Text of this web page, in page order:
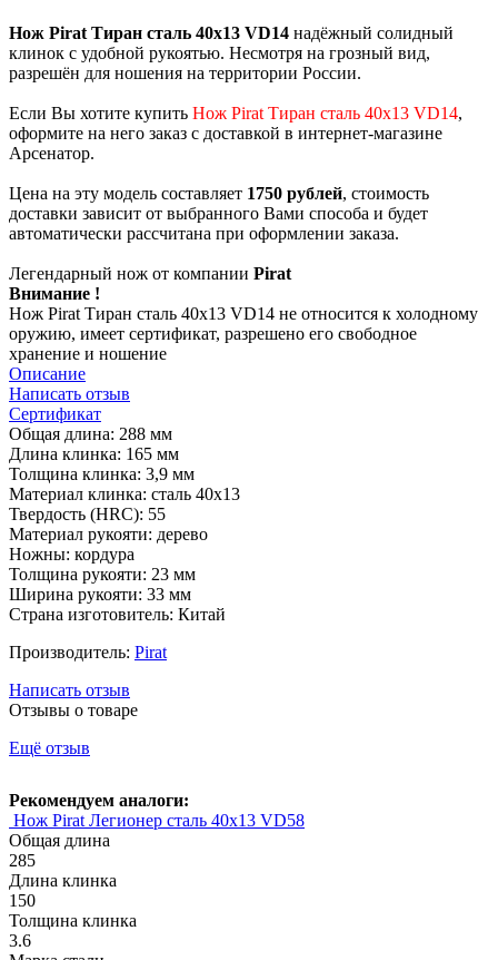
Нож Pirat Тиран сталь 40х13 VD14 надёжный солидный
клинок с удобной рукоятью. Несмотря на грозный вид,
разрешён для ношения на территории России.
Если Вы хотите купить Нож Pirat Тиран сталь 40х13 VD14,
оформите на него заказ с доставкой в интернет-магазине
Арсенатор.
Цена на эту модель составляет 1750 рублей, стоимость
доставки зависит от выбранного Вами способа и будет
автоматически рассчитана при оформлении заказа.
Легендарный нож от компании Pirat
Внимание !
Нож Pirat Тиран сталь 40х13 VD14 не относится к холодному
оружию, имеет сертификат, разрешено его свободное
хранение и ношение
Описание
Написать отзыв
Сертификат
Общая длина: 288 мм
Длина клинка: 165 мм
Толщина клинка: 3,9 мм
Материал клинка: сталь 40х13
Твердость (HRC): 55
Материал рукояти: дерево
Ножны: кордура
Толщина рукояти: 23 мм
Ширина рукояти: 33 мм
Страна изготовитель: Китай
Производитель: Pirat
Написать отзыв
Отзывы о товаре
Ещё отзыв
Рекомендуем аналоги:
Нож Pirat Легионер сталь 40х13 VD58
Общая длина
285
Длина клинка
150
Толщина клинка
3.6